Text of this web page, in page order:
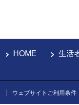
HOME 生活
ウェブサイトご利用条件